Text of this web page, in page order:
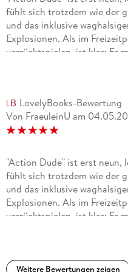
fühlt sich trotzdem wie der
und das inklusive
Explosionen. Als im
verrücktspielen, ist klar: Er
kindlichem Alltag richtig
ist ein Buch, dass
Hand genommen wird, um
selbst kein bisschen ernst
kommen schnelle Szenen,
Freundschaft. Perfekt für
Humor mögen. Ein Buch,
würde!
LovelyBooks-Bewertung
Von FraeuleinU am
"Action Dude" ist erst neun,
fühlt sich trotzdem wie der
und das inklusive
Explosionen. Als im
verrücktspielen, ist klar: Er
zwischendurch immer
Weitere Bewertungen zeigen